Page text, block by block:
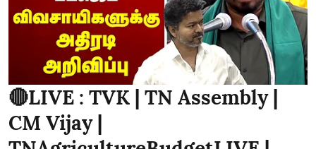
🔴LIVE : TVK | TN Assembly |
CM Vijay |